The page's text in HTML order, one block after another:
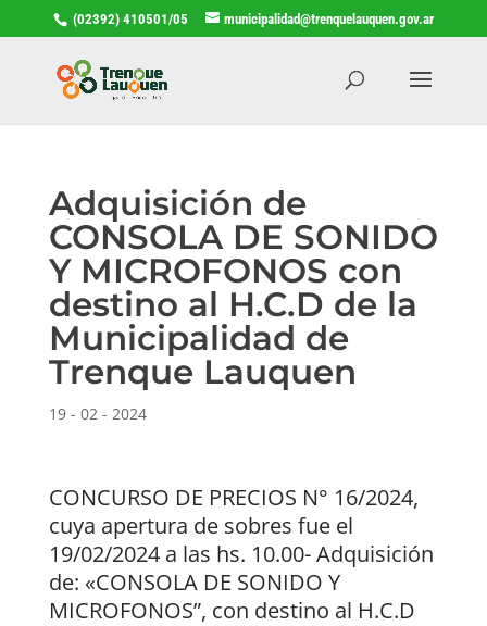
(02392) 410501/05 municipalidad@trenquelauquen.gov.ar
Adquisición de
CONSOLA DE SONIDO
Y MICROFONOS con
destino al H.C.D de la
Municipalidad de
Trenque Lauquen
19 - 02 - 2024
CONCURSO DE PRECIOS N° 16/2024,
cuya apertura de sobres fue el
19/02/2024 a las hs. 10.00- Adquisición
de: «CONSOLA DE SONIDO Y
MICROFONOS”, con destino al H.C.D